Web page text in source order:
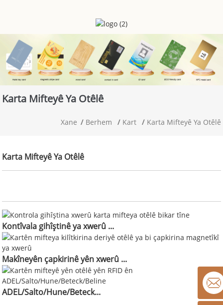
Karta Mifteyê Ya Otêlê
Xane Berhem Kart Karta Mifteyê Ya Otêlê
Karta Mifteyê Ya Otêlê
Kontîvala gihîştinê ya xwerû ...
Makîneyên çapkirinê yên xwerû ...
ADEL/Salto/Hune/Beteck...